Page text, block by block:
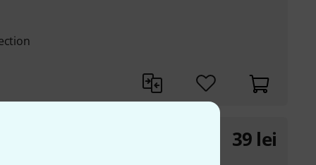
39 lei